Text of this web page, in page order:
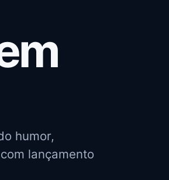
humor,
lançamento